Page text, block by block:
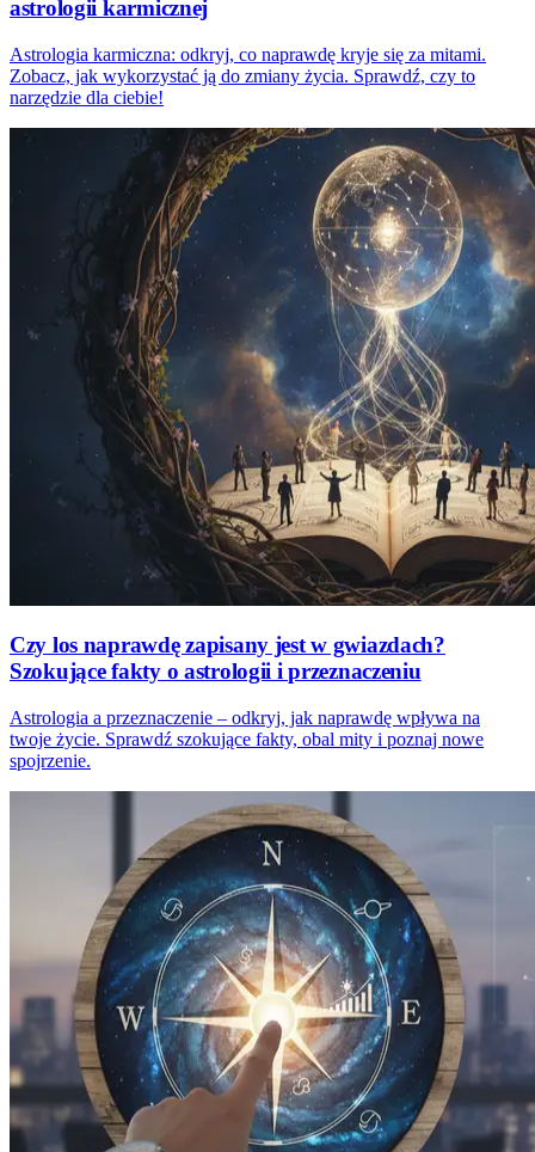
astrologii karmicznej
Astrologia karmiczna: odkryj, co naprawdę kryje się za mitami.
Zobacz, jak wykorzystać ją do zmiany życia. Sprawdź, czy to
narzędzie dla ciebie!
Czy los naprawdę zapisany jest w gwiazdach?
Szokujące fakty o astrologii i przeznaczeniu
Astrologia a przeznaczenie – odkryj, jak naprawdę wpływa na
twoje życie. Sprawdź szokujące fakty, obal mity i poznaj nowe
spojrzenie.